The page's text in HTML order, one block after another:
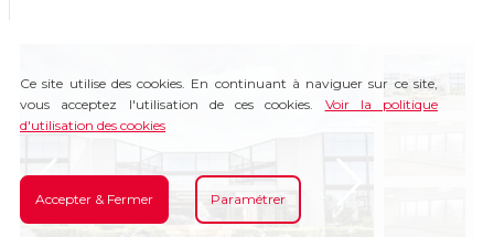
Ce site utilise des cookies. En continuant à naviguer sur ce site,
vous acceptez l'utilisation de ces cookies. Voir la politique
d'utilisation des cookies
Accepter & Fermer Paramétrer